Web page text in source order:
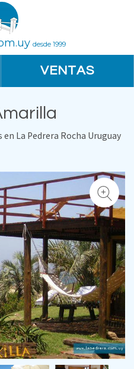
desde 1999
VENTAS
La Pedrera Rocha Uruguay